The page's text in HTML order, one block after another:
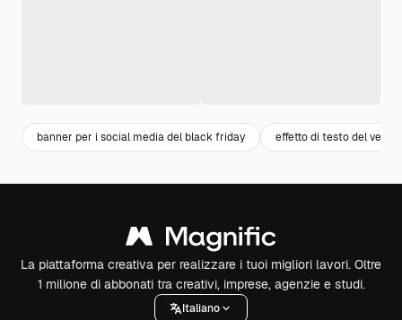
banner per i social media del black friday effetto di testo del
La piattaforma creativa per realizzare i tuoi migliori lavori. Oltre
1 milione di abbonati tra creativi, imprese, agenzie e studi.
Italiano